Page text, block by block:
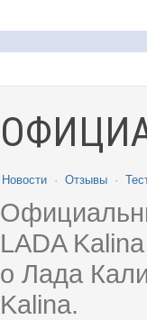
Новости · Отзывы ·
LADA
о Лада
Kalina.